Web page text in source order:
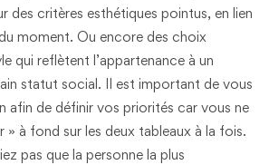
des critères esthétiques pointus, en lien
moment. Ou encore des choix
qui reflètent l’appartenance à un
statut social. Il est important de vous
afin de définir vos priorités car vous ne
» à fond sur les deux tableaux à la fois.
pas que la personne la plus